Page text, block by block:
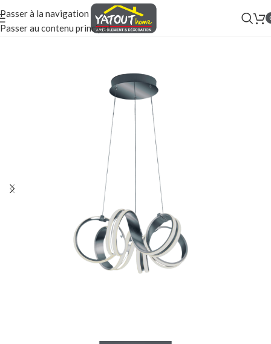
Passer à la navigation
Passer au contenu principal